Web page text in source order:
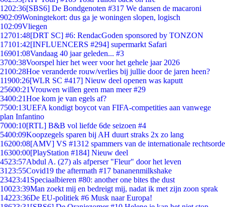
1202:36[SBS6] De Bondgenoten #317 We dansen de macaroni
902:09Woningtekort: dus ga je woningen slopen, logisch
102:09Vliegen
12701:48[DRT SC] #6: RendacGoden sponsored by TONZON
17101:42[INFLUENCERS #294] supermarkt Safari
16901:08Vandaag 40 jaar geleden... #3
3700:38Voorspel hier het weer voor het gehele jaar 2026
2100:28Hoe veranderde rouw/verlies bij jullie door de jaren heen?
11900:26[WLR SC #417] Nieuw deel openen was kaputt
25600:21Vrouwen willen geen man meer #29
3400:21Hoe kom je van egels af?
7500:13UEFA kondigt boycot van FIFA-competities aan vanwege
plan Infantino
7000:10[RTL] B&B vol liefde 6de seizoen #4
5400:09Koopzegels sparen bij AH duurt straks 2x zo lang
16200:08[AMV] VS #1312 spammers van de internationale rechtsorde
16300:00[PlayStation #184] Nieuw deel
4523:57Abdul A. (27) als afperser "Fleur" door het leven
31 23:55Covid19 the aftermath #17 bananenmilkshake
23423:41 Speciaalbieren #80: another one bites the dust
10023:39Man zoekt mij en bedreigt mij, nadat ik met zijn zoon sprak
14223:36De EU-politiek #6 Musk naar Europa!